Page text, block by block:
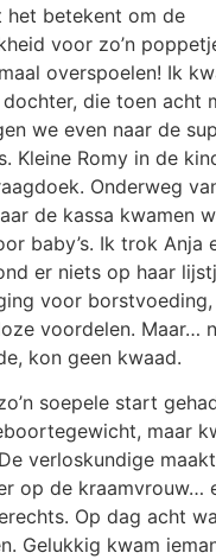
het betekent om de
voor zo’n
overspoelen! Ik
die toen acht
we even naar de
Kleine Romy in de
Onderweg
de kassa kwamen
baby’s. Ik trok Anja
er niets op haar
voor
voordelen. Maar…
kon geen kwaad.
soepele start
maar
verloskundige
op de kraamvrouw…
Op dag acht
Gelukkig kwam